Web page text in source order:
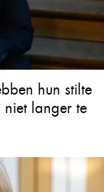
hun stilte
niet langer te